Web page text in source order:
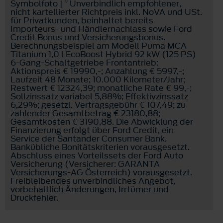
Symbolfoto | Unverbindlich empfohlener,
nicht kartellierter Richtpreis inkl. NoVA und USt.
für Privatkunden, beinhaltet bereits
Importeurs- und Händlernachlass sowie Ford
Credit Bonus und Versicherungsbonus.
Berechnungsbeispiel am Modell Puma MCA
Titanium 1,0 l EcoBoost Hybrid 92 kW (125 PS)
6-Gang-Schaltgetriebe Frontantrieb:
Aktionspreis € 19990,-; Anzahlung € 5997,-;
Laufzeit 48 Monate; 10.000 Kilometer/Jahr;
Restwert € 12324,39; monatliche Rate € 99,-;
Sollzinssatz variabel 5,88%; Effektivzinssatz
6,29%; gesetzl. Vertragsgebühr € 107,49; zu
zahlender Gesamtbetrag € 23180,88;
Gesamtkosten € 3190,88. Die Abwicklung der
Finanzierung erfolgt über Ford Credit, ein
Service der Santander Consumer Bank.
Bankübliche Bonitätskriterien vorausgesetzt.
Abschluss eines Vorteilssets der Ford Auto
Versicherung (Versicherer: GARANTA
Versicherungs-AG Österreich) vorausgesetzt.
Freibleibendes unverbindliches Angebot,
vorbehaltlich Änderungen, Irrtümer und
Druckfehler.